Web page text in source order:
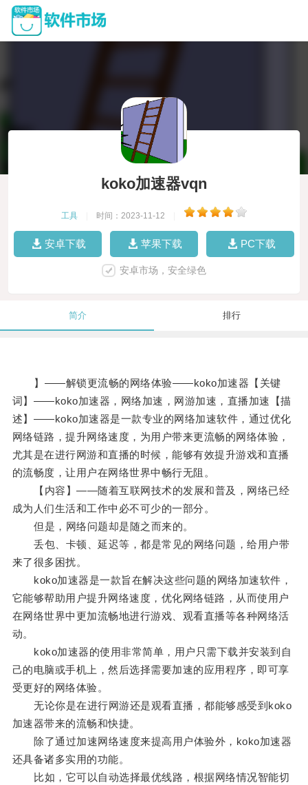
koko加速器vqn
工具 时间：2023-11-12
安卓下载 苹果下载 PC下载
安卓市场，安全绿色
简介 排行
】——解锁更流畅的网络体验——koko加速器【关键
词】——koko加速器，网络加速，网游加速，直播加速【描
述】——koko加速器是一款专业的网络加速软件，通过优化
网络链路，提升网络速度，为用户带来更流畅的网络体验，
尤其是在进行网游和直播的时候，能够有效提升游戏和直播
的流畅度，让用户在网络世界中畅行无阻。
【内容】——随着互联网技术的发展和普及，网络已经
成为人们生活和工作中必不可少的一部分。
但是，网络问题却是随之而来的。
丢包、卡顿、延迟等，都是常见的网络问题，给用户带
来了很多困扰。
koko加速器是一款旨在解决这些问题的网络加速软件，
它能够帮助用户提升网络速度，优化网络链路，从而使用户
在网络世界中更加流畅地进行游戏、观看直播等各种网络活
动。
koko加速器的使用非常简单，用户只需下载并安装到自
己的电脑或手机上，然后选择需要加速的应用程序，即可享
受更好的网络体验。
无论你是在进行网游还是观看直播，都能够感受到koko
加速器带来的流畅和快捷。
除了通过加速网络速度来提高用户体验外，koko加速器
还具备诸多实用的功能。
比如，它可以自动选择最优线路，根据网络情况智能切